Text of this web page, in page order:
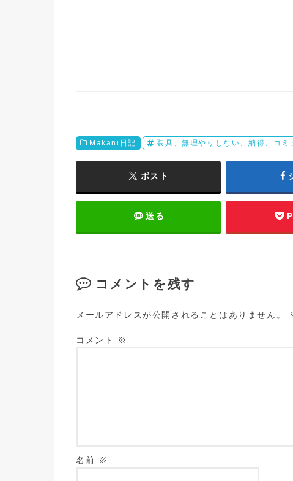
Makani日記 装具、無理やりしない、納得、コミ
ポスト
送る
コメントを残す
メールアドレスが公開されることはありません。
コメント ※
名前 ※